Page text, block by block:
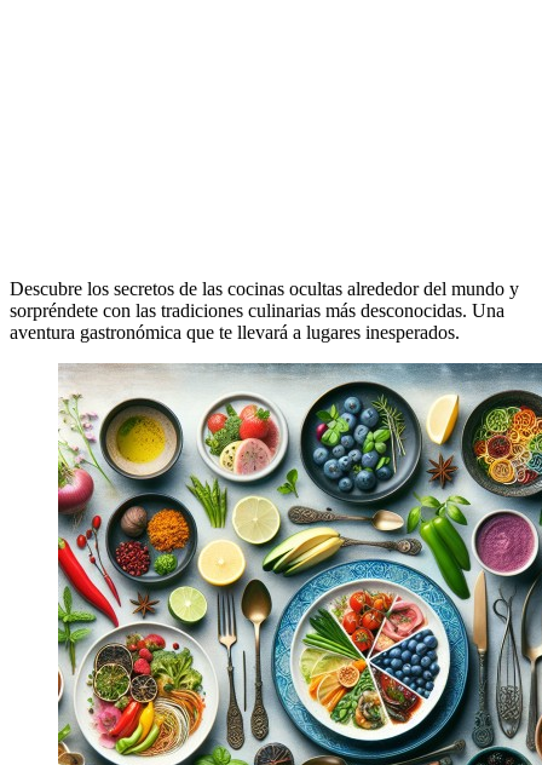
Descubre los secretos de las cocinas ocultas alrededor del mundo y
sorpréndete con las tradiciones culinarias más desconocidas. Una
aventura gastronómica que te llevará a lugares inesperados.